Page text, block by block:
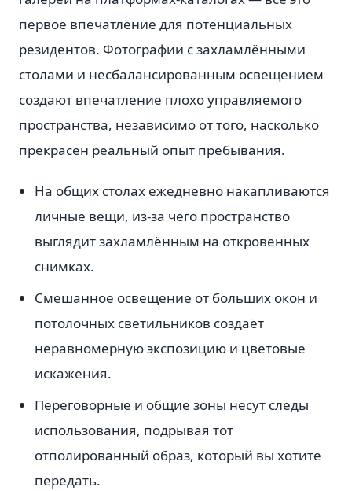
первое впечатление для потенциальных
резидентов. Фотографии с захламлёнными
столами и несбалансированным освещением
создают впечатление плохо управляемого
пространства, независимо от того, насколько
прекрасен реальный опыт пребывания.
На общих столах ежедневно накапливаются
личные вещи, из-за чего пространство
выглядит захламлённым на откровенных
снимках.
Смешанное освещение от больших окон и
потолочных светильников создаёт
неравномерную экспозицию и цветовые
искажения.
Переговорные и общие зоны несут следы
использования, подрывая тот
отполированный образ, который вы хотите
передать.